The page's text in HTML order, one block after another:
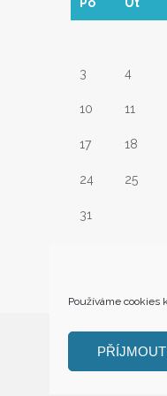
Používáme cookies
PŘÍJMOUT
3 4
10 11
17 18
24 25
31